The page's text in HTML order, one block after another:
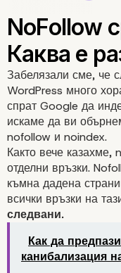
Забелязали сме, че
WordPress много
спрат Google да
искаме да ви
nofollow и noindex.
Както вече
отделни връзки.
къмна дадена
всички връзки на
следвани.
Как да
канибализация